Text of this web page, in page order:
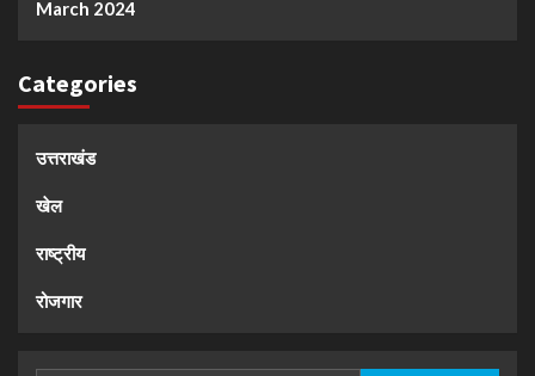
March 2024
Categories
उत्तराखंड
खेल
राष्ट्रीय
रोजगार